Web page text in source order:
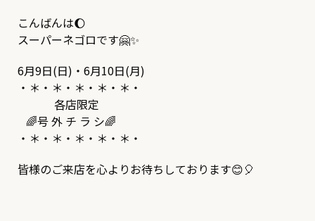
こんばんは🌔
スーパーネゴロです🤗✨
6月9日(日)・6月10日(月)
・＊・＊・＊・＊・＊・
各店限定
🌈号 外 チ ラ シ🌈
・＊・＊・＊・＊・＊・
皆様のご来店を心よりお待ちしております😊🎈